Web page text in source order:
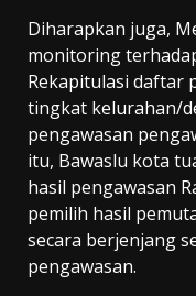
Diharapkan juga,
monitoring
Rekapitulasi daftar
tingkat kelurahan/
pengawasan
itu, Bawaslu kota
hasil pengawasan
pemilih hasil
secara berjenjang
pengawasan.